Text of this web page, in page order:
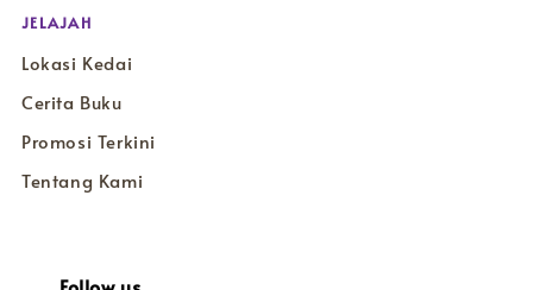
JELAJAH
Lokasi Kedai
Cerita Buku
Promosi Terkini
Tentang Kami